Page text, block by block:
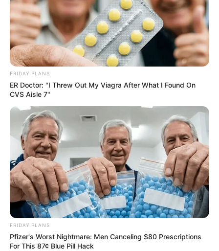
FRIDAY PLANS
ER Doctor: "I Threw Out My Viagra After What I Found On
CVS Aisle 7"
FRIDAY PLANS
Pfizer's Worst Nightmare: Men Canceling $80 Prescriptions
For This 87¢ Blue Pill Hack